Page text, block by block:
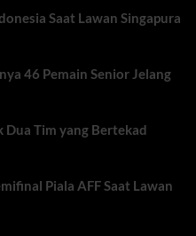
Saat Lawan Singapura
46 Pemain Senior Jelang
Dua Tim yang Bertekad
Piala AFF Saat Lawan